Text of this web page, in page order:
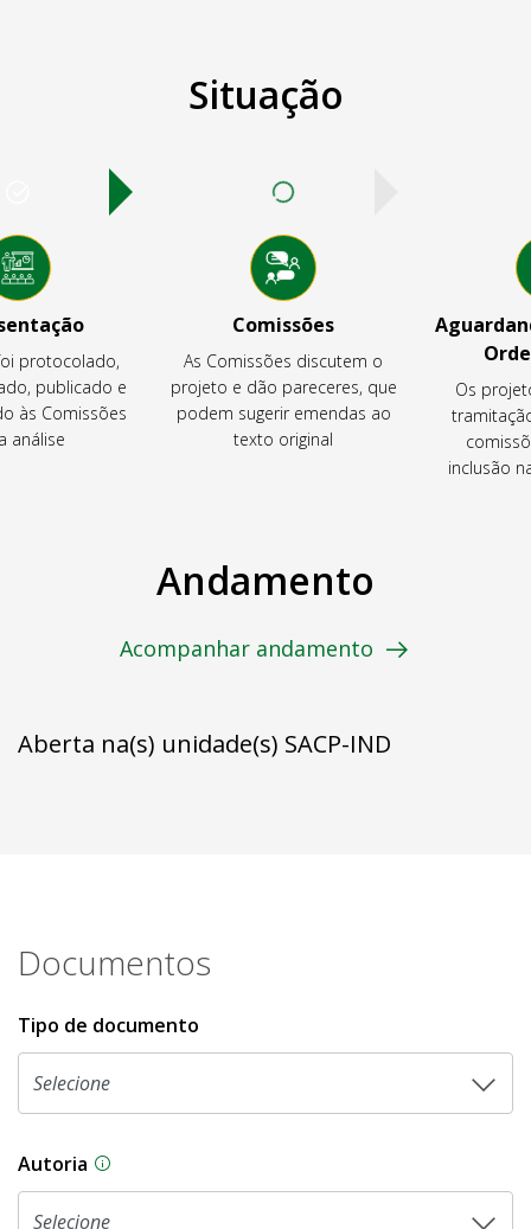
Situação
protocolado,
publicado e
às Comissões
análise
Comissões
As Comissões discutem o
projeto e dão pareceres, que
podem sugerir emendas ao
texto original
Os
inclusão
Andamento
Acompanhar andamento
Aberta na(s) unidade(s) SACP-IND
Documentos
Tipo de documento
Autoria As proposições legislativas na CLDF podem